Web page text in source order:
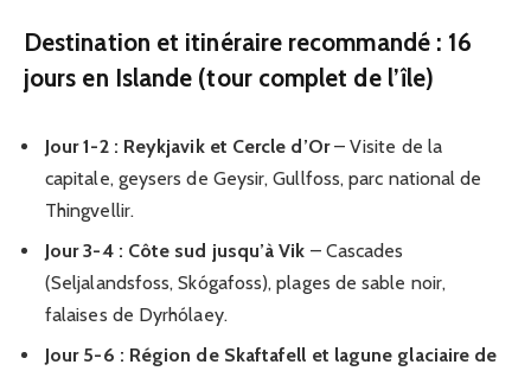
Destination et itinéraire recommandé : 16
jours en Islande (tour complet de l’île)
Jour 1-2 : Reykjavik et Cercle d’Or– Visite de la
capitale, geysers de Geysir, Gullfoss, parc national de
Thingvellir.
Jour 3-4 : Côte sud jusqu’à Vik – Cascades
(Seljalandsfoss, Skógafoss), plages de sable noir,
falaises de Dyrhólaey.
Jour 5-6 : Région de Skaftafell et lagune glaciaire de